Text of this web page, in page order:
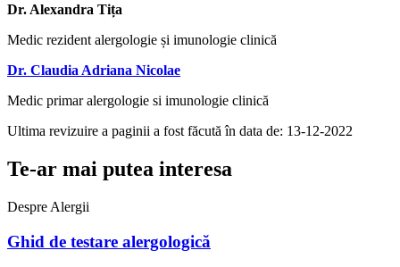
Dr. Alexandra Tița
Medic rezident alergologie și imunologie clinică
Dr. Claudia Adriana Nicolae
Medic primar alergologie si imunologie clinică
Ultima revizuire a paginii a fost făcută în data de: 13-12-2022
Te-ar mai putea interesa
Despre Alergii
Ghid de testare alergologică